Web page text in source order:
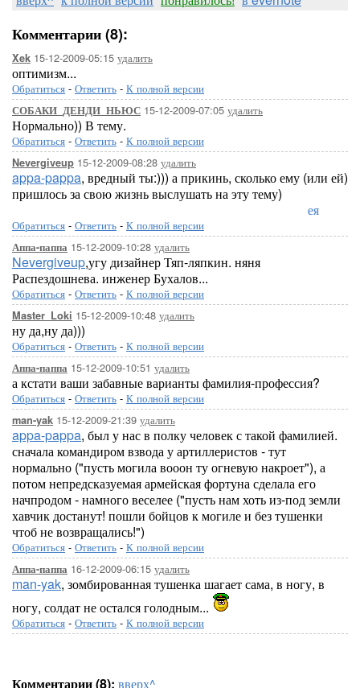
Комментарии (8):
Xek 15-12-2009-05:15 удалить
оптимизм...
Обратиться - Ответить - К полной версии
СОБАКИ_ДЕНДИ_НЬЮС 15-12-2009-07:05 удалить
Нормально)) В тему.
Обратиться - Ответить - К полной версии
Nevergiveup 15-12-2009-08:28 удалить
appa-pappa, вредный ты:))) а прикинь, сколько ему (или ей)
пришлось за свою жизнь выслушать на эту тему)
Лорелея
Обратиться - Ответить - К полной версии
Аппа-паппа 15-12-2009-10:28 удалить
Nevergiveup,угу дизайнер Тяп-ляпкин. няня
Распездошнева. инженер Бухалов...
Обратиться - Ответить - К полной версии
Master_Loki 15-12-2009-10:48 удалить
ну да,ну да)))
Обратиться - Ответить - К полной версии
Аппа-паппа 15-12-2009-10:51 удалить
а кстати ваши забавные варианты фамилия-профессия?
Обратиться - Ответить - К полной версии
man-yak 15-12-2009-21:39 удалить
appa-pappa, был у нас в полку человек с такой фамилией.
сначала командиром взвода у артиллеристов - тут
нормально ("пусть могила вооон ту огневую накроет"), а
потом непредсказуемая армейская фортуна сделала его
начпродом - намного веселее ("пусть нам хоть из-под земли
хавчик достанут! пошли бойцов к могиле и без тушенки
чтоб не возвращались!")
Обратиться - Ответить - К полной версии
Аппа-паппа 16-12-2009-06:15 удалить
man-yak, зомбированная тушенка шагает сама, в ногу, в
ногу, солдат не остался голодным...
Обратиться - Ответить - К полной версии
Комментарии (8): вверх^